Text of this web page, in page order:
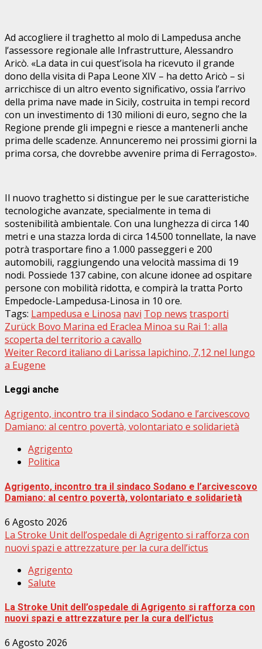
Ad accogliere il traghetto al molo di Lampedusa anche
l’assessore regionale alle Infrastrutture, Alessandro
Aricò. «La data in cui quest’isola ha ricevuto il grande
dono della visita di Papa Leone XIV – ha detto Aricò – si
arricchisce di un altro evento significativo, ossia l’arrivo
della prima nave made in Sicily, costruita in tempi record
con un investimento di 130 milioni di euro, segno che la
Regione prende gli impegni e riesce a mantenerli anche
prima delle scadenze. Annunceremo nei prossimi giorni la
prima corsa, che dovrebbe avvenire prima di Ferragosto».
Il nuovo traghetto si distingue per le sue caratteristiche
tecnologiche avanzate, specialmente in tema di
sostenibilità ambientale. Con una lunghezza di circa 140
metri e una stazza lorda di circa 14.500 tonnellate, la nave
potrà trasportare fino a 1.000 passeggeri e 200
automobili, raggiungendo una velocità massima di 19
nodi. Possiede 137 cabine, con alcune idonee ad ospitare
persone con mobilità ridotta, e compirà la tratta Porto
Empedocle-Lampedusa-Linosa in 10 ore.
Tags: Lampedusa e Linosa navi Top news trasporti
Beitragsnavigation
Zurück Bovo Marina ed Eraclea Minoa su Rai 1: alla
scoperta del territorio a cavallo
Weiter Record italiano di Larissa Iapichino, 7,12 nel lungo
a Eugene
Leggi anche
Agrigento, incontro tra il sindaco Sodano e l’arcivescovo
Damiano: al centro povertà, volontariato e solidarietà
Agrigento
Politica
Agrigento, incontro tra il sindaco Sodano e l’arcivescovo
Damiano: al centro povertà, volontariato e solidarietà
6 Agosto 2026
La Stroke Unit dell’ospedale di Agrigento si rafforza con
nuovi spazi e attrezzature per la cura dell’ictus
Agrigento
Salute
La Stroke Unit dell’ospedale di Agrigento si rafforza con
nuovi spazi e attrezzature per la cura dell’ictus
6 Agosto 2026